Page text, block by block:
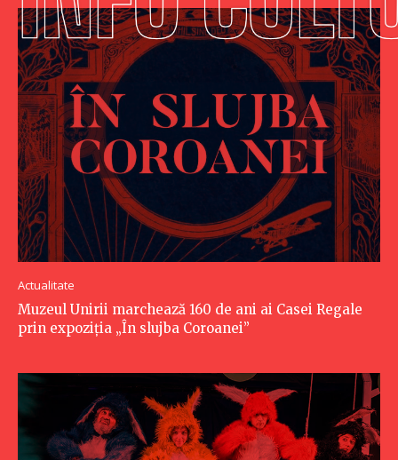
Actualitate
Muzeul Unirii marchează 160 de ani ai Casei Regale
prin expoziția „În slujba Coroanei”